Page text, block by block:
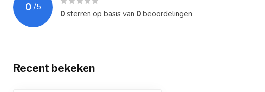
0 /5
0sterren op basis van 0beoordelingen
Recent bekeken